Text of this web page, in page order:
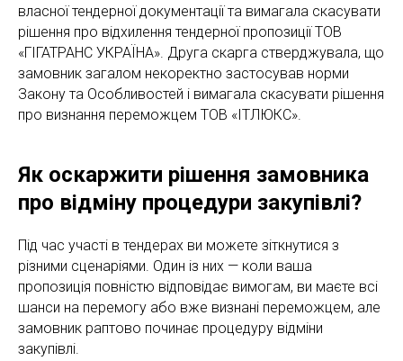
власної тендерної документації та вимагала скасувати
рішення про відхилення тендерної пропозиції ТОВ
«ГІГАТРАНС УКРАЇНА». Друга скарга стверджувала, що
замовник загалом некоректно застосував норми
Закону та Особливостей і вимагала скасувати рішення
про визнання переможцем ТОВ «ІТЛЮКС».
Як оскаржити рішення замовника
про відміну процедури закупівлі?
Під час участі в тендерах ви можете зіткнутися з
різними сценаріями. Один із них — коли ваша
пропозиція повністю відповідає вимогам, ви маєте всі
шанси на перемогу або вже визнані переможцем, але
замовник раптово починає процедуру відміни
закупівлі.